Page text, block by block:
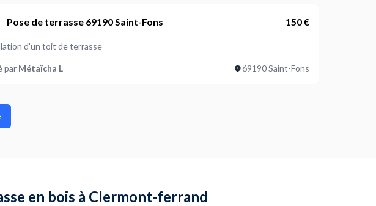
Pose de terrasse 69190 Saint-Fons 150 €
d'un toit de terrasse
par Métaïcha L 69190 Saint-Fons
en bois à Clermont-ferrand